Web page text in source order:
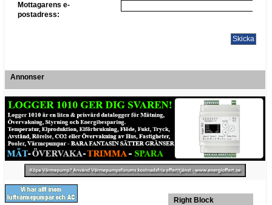
Mottagarens e-
postadress:
Annonser
Right Block